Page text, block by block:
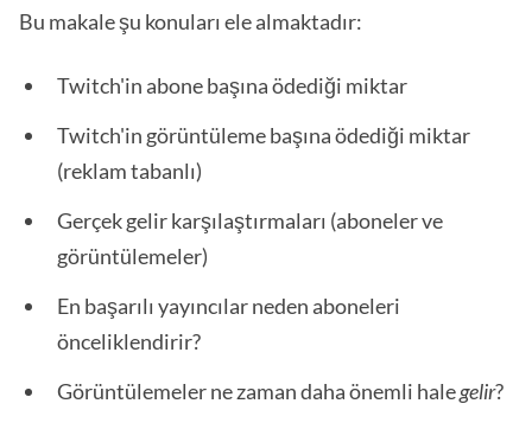
Bu makale şu konuları ele almaktadır:
Twitch'in abone başına ödediği miktar
Twitch'in görüntüleme başına ödediği miktar
(reklam tabanlı)
Gerçek gelir karşılaştırmaları (aboneler ve
görüntülemeler)
En başarılı yayıncılar neden aboneleri
önceliklendirir?
Görüntülemeler ne zaman daha önemli halegelir?